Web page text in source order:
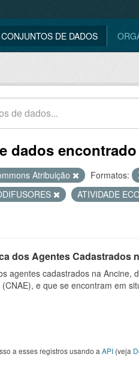
CONJUNTOS DE DADOS
dados encontrado
Atribuição Formatos:
ATIVIDADE
dos Agentes Cadastrados
agentes cadastrados na Ancine,
e que se encontram em
a esses registros usando a API (veja